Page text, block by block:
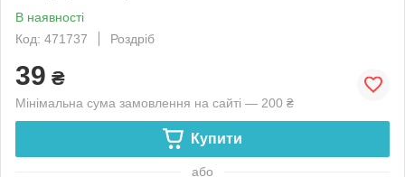
В наявності
Код: 471737
Роздріб
39 ₴
Мінімальна сума замовлення на сайті — 200 ₴
Купити
або